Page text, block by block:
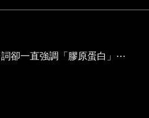
卻一直強調「膠原蛋白」⋯